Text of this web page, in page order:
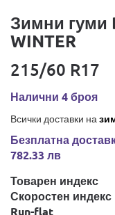
Зимни гуми
WINTER
215/60 R17
Налични 4 броя
Всички доставки на
Безплатна
782.33 лв
Товарен индекс
Скоростен индекс
Run-flat